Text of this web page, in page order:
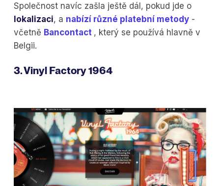
Společnost navíc zašla ještě dál, pokud jde o
lokalizaci, a nabízí různé platební metody -
včetně Bancontact , který se používá hlavně v
Belgii.
3. Vinyl Factory 1964